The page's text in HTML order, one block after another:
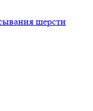
шерсти